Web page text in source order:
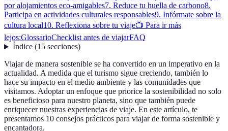
por alojamientos eco-amigables7. Reduce tu huella de carbono8.
Participa en actividades culturales responsables9. Infórmate sobre la
cultura local10. Reflexiona sobre tu viaje📺 Para ir más
lejos:GlossarioChecklist antes de viajarFAQ
Índice(15 secciones)
Viajar de manera sostenible se ha convertido en un imperativo en la
actualidad. A medida que el turismo sigue creciendo, también lo
hace su impacto en el medio ambiente y las comunidades que
visitamos. Adoptar un enfoque que priorice la sostenibilidad no solo
es beneficioso para nuestro planeta, sino que también puede
enriquecer nuestras experiencias de viaje. En este artículo, te
presentamos 10 consejos prácticos para viajar de forma sostenible y
encantadora.